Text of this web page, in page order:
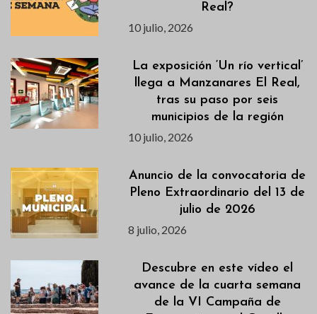
Real?
10 julio, 2026
La exposición ‘Un río vertical’
llega a Manzanares El Real,
tras su paso por seis
municipios de la región
10 julio, 2026
Anuncio de la convocatoria de
Pleno Extraordinario del 13 de
julio de 2026
8 julio, 2026
Descubre en este vídeo el
avance de la cuarta semana
de la VI Campaña de